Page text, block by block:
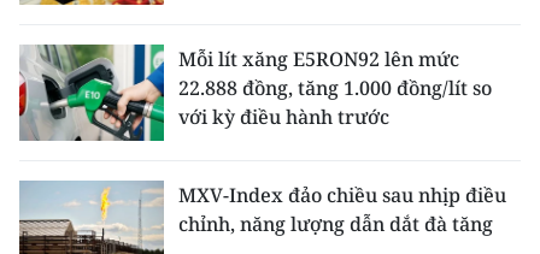
Mỗi lít xăng E5RON92 lên mức
22.888 đồng, tăng 1.000 đồng/lít so
với kỳ điều hành trước
MXV-Index đảo chiều sau nhịp điều
chỉnh, năng lượng dẫn dắt đà tăng